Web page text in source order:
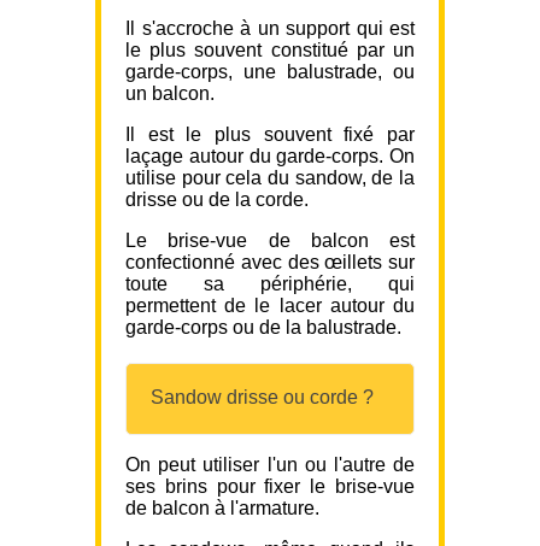
Il s'accroche à un support qui est
le plus souvent constitué par un
garde-corps, une balustrade, ou
un balcon.
Il est le plus souvent fixé par
laçage autour du garde-corps. On
utilise pour cela du sandow, de la
drisse ou de la corde.
Le brise-vue de balcon est
confectionné avec des œillets sur
toute sa périphérie, qui
permettent de le lacer autour du
garde-corps ou de la balustrade.
Sandow drisse ou corde ?
On peut utiliser l'un ou l'autre de
ses brins pour fixer le brise-vue
de balcon à l'armature.